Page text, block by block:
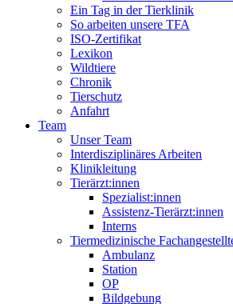
Ein Tag in der Tierklinik
So arbeiten unsere TFA
ISO-Zertifikat
Lexikon
Wildtiere
Chronik
Tierschutz
Anfahrt
Team
Unser Team
Interdisziplinäres Arbeiten
Klinikleitung
Tierärzt:innen
Spezialist:innen
Assistenz-Tierärzt:innen
Interns
Tiermedizinische
Ambulanz
Station
OP
Bildgebung